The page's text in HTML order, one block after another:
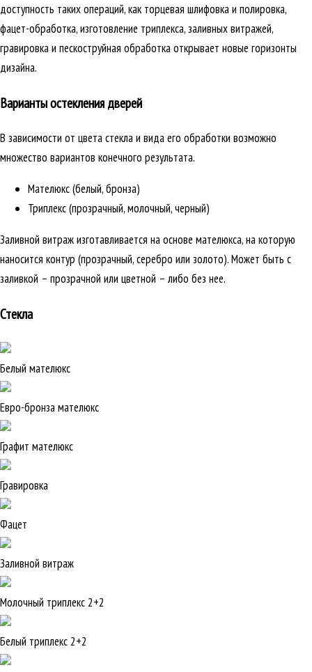
доступность таких операций, как торцевая шлифовка и полировка,
фацет-обработка, изготовление триплекса, заливных витражей,
гравировка и пескоструйная обработка открывает новые горизонты
дизайна.
Варианты остекления дверей
В зависимости от цвета стекла и вида его обработки возможно
множество вариантов конечного результата.
Мателюкс (белый, бронза)
Триплекс (прозрачный, молочный, черный)
Заливной витраж изготавливается на основе мателюкса, на которую
наносится контур (прозрачный, серебро или золото). Может быть с
заливкой – прозрачной или цветной – либо без нее.
Стекла
Белый мателюкс
Евро-бронза мателюкс
Графит мателюкс
Гравировка
Фацет
Заливной витраж
Молочный триплекс 2+2
Белый триплекс 2+2